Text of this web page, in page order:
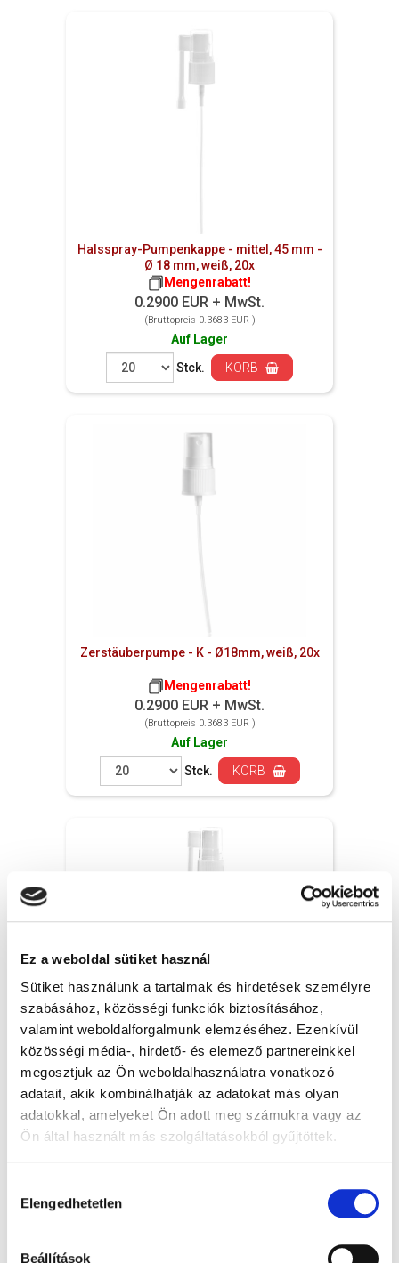
Ez a weboldal sütiket használ
Sütiket használunk a tartalmak és hirdetések személyre
szabásához, közösségi funkciók biztosításához,
valamint weboldalforgalmunk elemzéséhez. Ezenkívül
közösségi média-, hirdető- és elemező partnereinkkel
megosztjuk az Ön weboldalhasználatra vonatkozó
adatait, akik kombinálhatják az adatokat más olyan
adatokkal, amelyeket Ön adott meg számukra vagy az
Ön által használt más szolgáltatásokból gyűjtöttek.
kiválasztása
Elengedhetetlen
Beállítások
Halsspray-Pumpenkappe - mittel, 45 mm -
Ø 18 mm, weiß, 20x
Mengenrabatt!
0.2900 EUR + MwSt.
(Bruttopreis 0.3683 EUR )
Auf Lager
Stck.
KORB
Zerstäuberpumpe - K - Ø18mm, weiß, 20x
Mengenrabatt!
0.2900 EUR + MwSt.
(Bruttopreis 0.3683 EUR )
Auf Lager
Stck.
KORB
Halsspray-Pumpenkappe - lang, 55 mm - Ø
18 mm, weiß, 20x
Mengenrabatt!
0.2900 EUR + MwSt.
(Bruttopreis 0.3683 EUR )
Auf Lager